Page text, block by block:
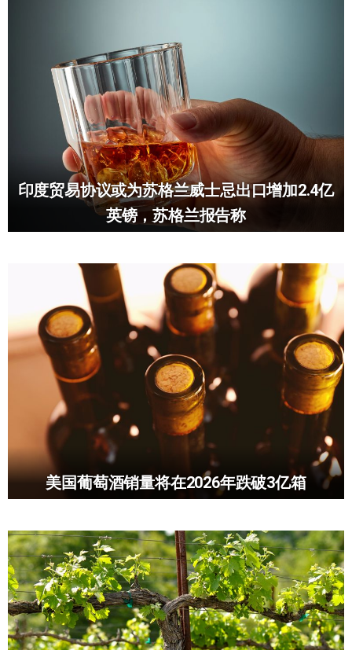
印度贸易协议或为苏格兰威士忌出口增加2.4亿
英镑，苏格兰报告称
美国葡萄酒销量将在2026年跌破3亿箱